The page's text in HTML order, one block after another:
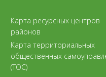
Карта ресурсных центров
районов
Карта территориальных
общественных
(ТОС)